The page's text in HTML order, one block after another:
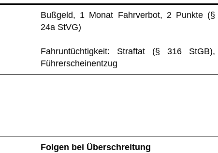
Bußgeld, 1 Monat Fahrverbot, 2 Punkte (§
24a StVG)
Fahruntüchtigkeit: Straftat (§ 316 StGB),
Führerscheinentzug
Folgen bei Überschreitung